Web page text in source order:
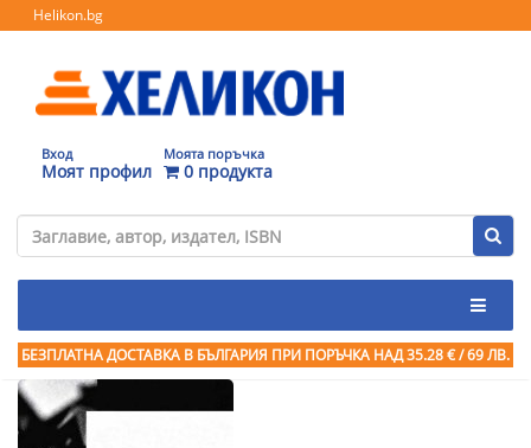
Helikon.bg
Вход
Моят профил
Моята поръчка
0 продукта
БЕЗПЛАТНА ДОСТАВКА В БЪЛГАРИЯ ПРИ ПОРЪЧКА НАД 35.28 € / 69 ЛВ.